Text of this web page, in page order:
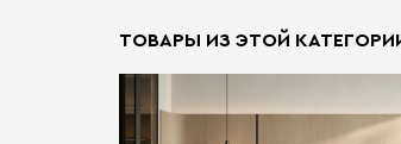
ТОВАРЫ ИЗ ЭТОЙ